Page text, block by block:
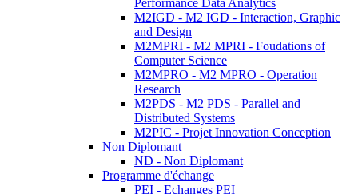
Performance Data Analytics
M2IGD - M2 IGD - Interaction, Graphic
and Design
M2MPRI - M2 MPRI - Foudations of
Computer Science
M2MPRO - M2 MPRO - Operation
Research
M2PDS - M2 PDS - Parallel and
Distributed Systems
M2PIC - Projet Innovation Conception
Non Diplomant
ND - Non Diplomant
Programme d'échange
PEI - Echanges PEI